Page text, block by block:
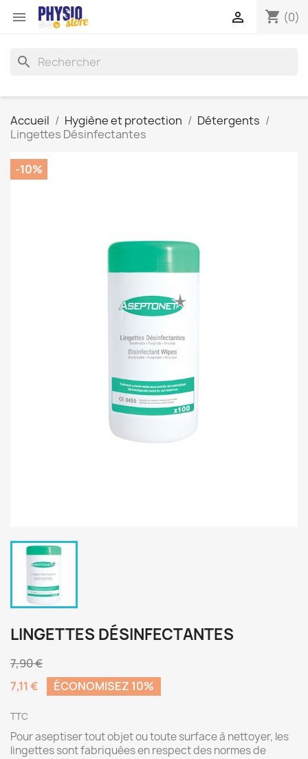
 shopping_cart (0)

search
Accueil Hygiène et protection
Détergents
Lingettes Désinfectantes
-10%
LINGETTES DÉSINFECTANTES
7,90 €
7,11 €
ÉCONOMISEZ 10%
TTC
Pour aseptiser tout objet ou toute surface à nettoyer, les
lingettes sont fabriquées en respect des normes de